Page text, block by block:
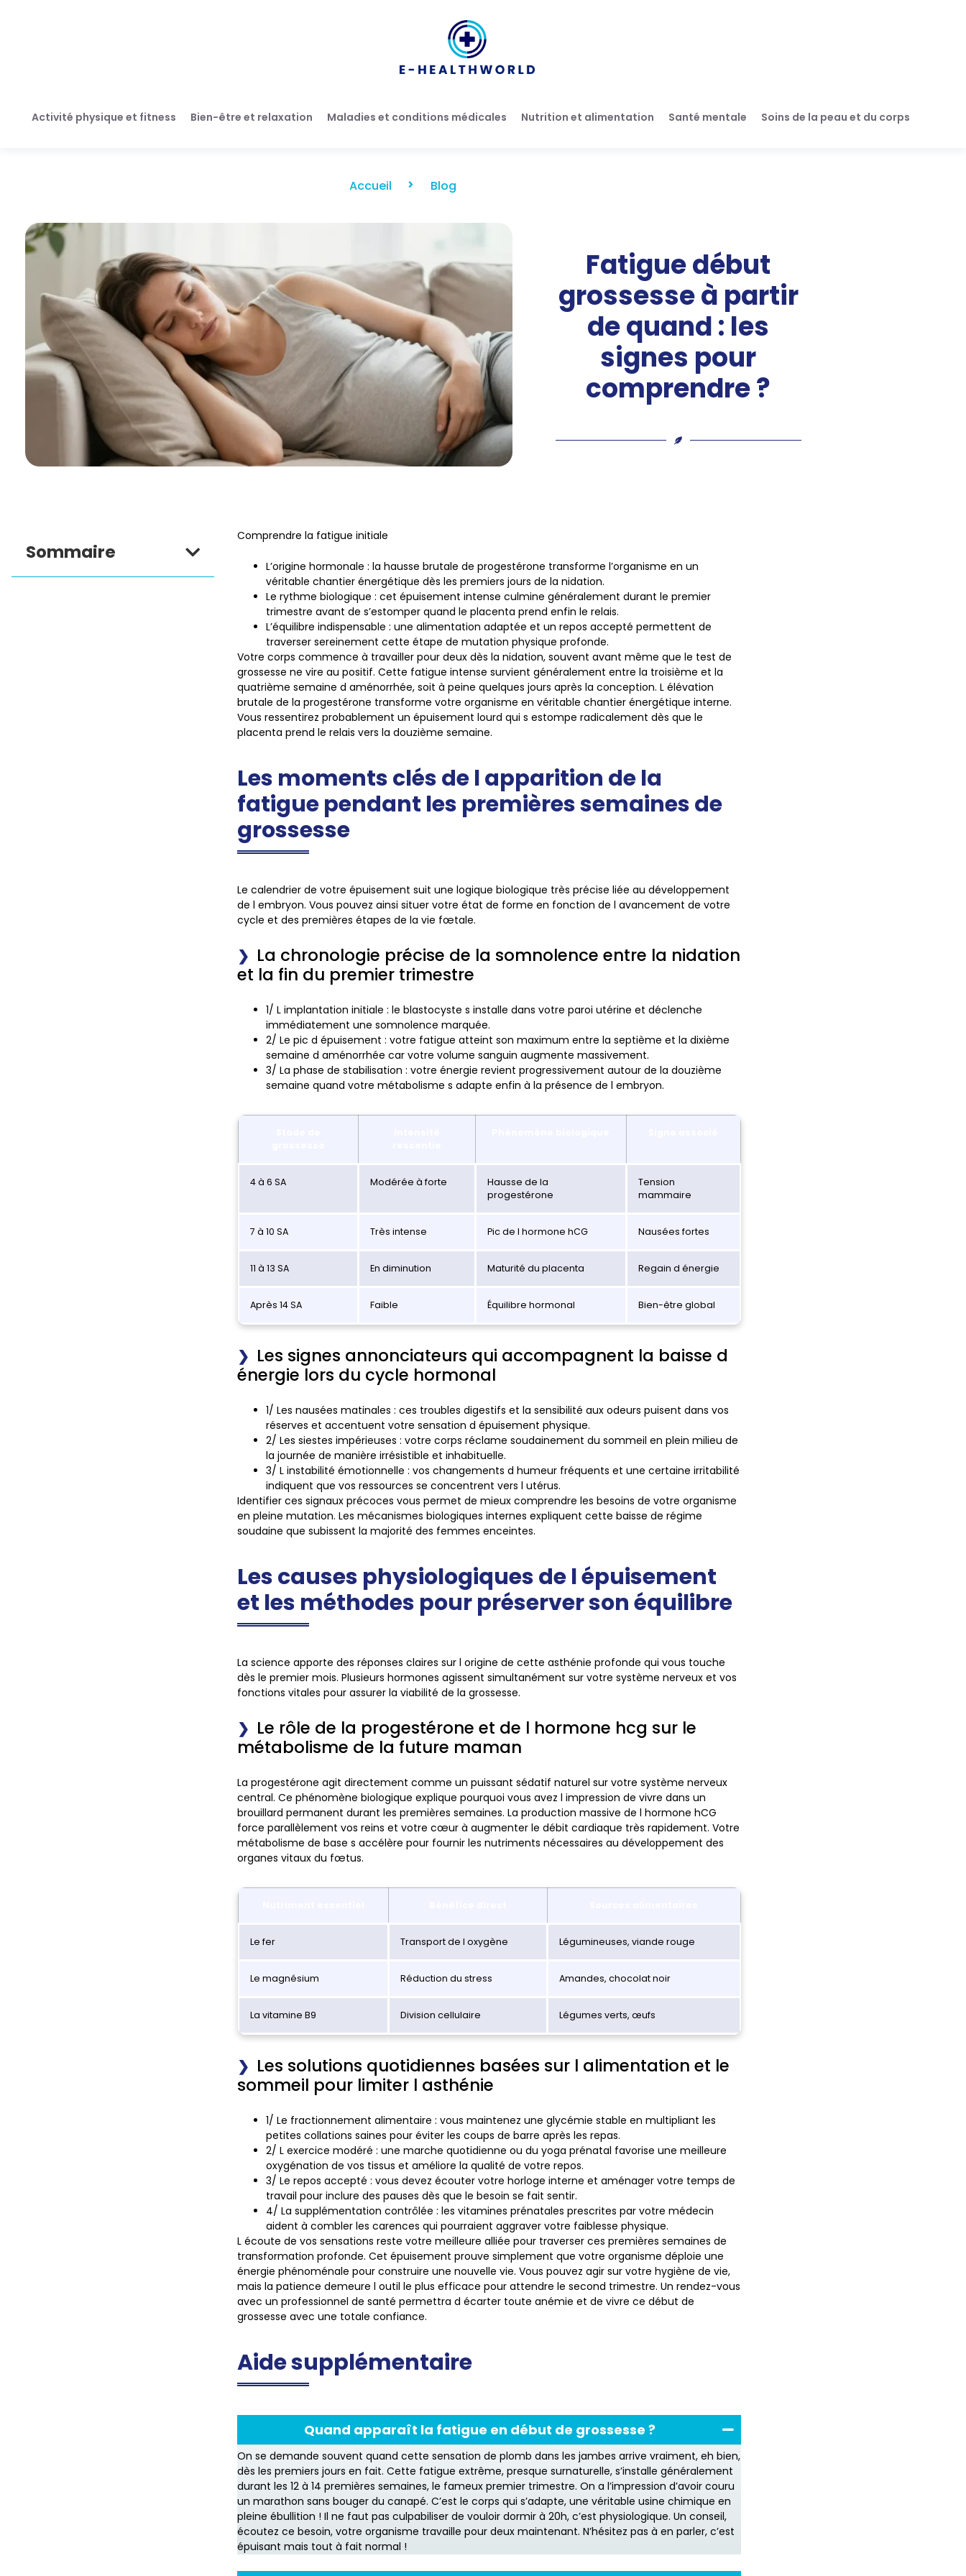
Activité physique et fitness Bien-être et relaxation Maladies et conditions médicales Nutrition et alimentation Santé mentale Soins de la peau et du corps
Accueil Blog
Fatigue début
grossesse à partir
de quand : les
signes pour
comprendre ?
Sommaire
Comprendre la fatigue initiale
L’origine hormonale : la hausse brutale de progestérone transforme l’organisme en un
véritable chantier énergétique dès les premiers jours de la nidation.
Le rythme biologique : cet épuisement intense culmine généralement durant le premier
trimestre avant de s’estomper quand le placenta prend enfin le relais.
L’équilibre indispensable : une alimentation adaptée et un repos accepté permettent de
traverser sereinement cette étape de mutation physique profonde.
Votre corps commence à travailler pour deux dès la nidation, souvent avant même que le test de
grossesse ne vire au positif. Cette fatigue intense survient généralement entre la troisième et la
quatrième semaine d aménorrhée, soit à peine quelques jours après la conception. L élévation
brutale de la progestérone transforme votre organisme en véritable chantier énergétique interne.
Vous ressentirez probablement un épuisement lourd qui s estompe radicalement dès que le
placenta prend le relais vers la douzième semaine.
Les moments clés de l apparition de la
fatigue pendant les premières semaines de
grossesse
Le calendrier de votre épuisement suit une logique biologique très précise liée au développement
de l embryon. Vous pouvez ainsi situer votre état de forme en fonction de l avancement de votre
cycle et des premières étapes de la vie fœtale.
La chronologie précise de la somnolence entre la nidation
et la fin du premier trimestre
1/L implantation initiale : le blastocyste s installe dans votre paroi utérine et déclenche
immédiatement une somnolence marquée.
2/Le pic d épuisement : votre fatigue atteint son maximum entre la septième et la dixième
semaine d aménorrhée car votre volume sanguin augmente massivement.
3/La phase de stabilisation : votre énergie revient progressivement autour de la douzième
semaine quand votre métabolisme s adapte enfin à la présence de l embryon.
4 à 6 SA Modérée à forte
Hausse de la
progestérone
Tension
mammaire
7 à 10 SA Très intense Pic de l hormone hCG Nausées fortes
11 à 13 SA En diminution Maturité du placenta Regain d énergie
Après 14 SA Faible Équilibre hormonal Bien-être global
Les signes annonciateurs qui accompagnent la baisse d
énergie lors du cycle hormonal
1/Les nausées matinales : ces troubles digestifs et la sensibilité aux odeurs puisent dans vos
réserves et accentuent votre sensation d épuisement physique.
2/Les siestes impérieuses : votre corps réclame soudainement du sommeil en plein milieu de
la journée de manière irrésistible et inhabituelle.
3/L instabilité émotionnelle : vos changements d humeur fréquents et une certaine irritabilité
indiquent que vos ressources se concentrent vers l utérus.
Identifier ces signaux précoces vous permet de mieux comprendre les besoins de votre organisme
en pleine mutation. Les mécanismes biologiques internes expliquent cette baisse de régime
soudaine que subissent la majorité des femmes enceintes.
Les causes physiologiques de l épuisement
et les méthodes pour préserver son équilibre
La science apporte des réponses claires sur l origine de cette asthénie profonde qui vous touche
dès le premier mois. Plusieurs hormones agissent simultanément sur votre système nerveux et vos
fonctions vitales pour assurer la viabilité de la grossesse.
Le rôle de la progestérone et de l hormone hcg sur le
métabolisme de la future maman
La progestérone agit directement comme un puissant sédatif naturel sur votre système nerveux
central. Ce phénomène biologique explique pourquoi vous avez l impression de vivre dans un
brouillard permanent durant les premières semaines. La production massive de l hormone hCG
force parallèlement vos reins et votre cœur à augmenter le débit cardiaque très rapidement. Votre
métabolisme de base s accélère pour fournir les nutriments nécessaires au développement des
organes vitaux du fœtus.
Le fer Transport de l oxygène Légumineuses, viande rouge
Le magnésium Réduction du stress Amandes, chocolat noir
La vitamine B9 Division cellulaire Légumes verts, œufs
Les solutions quotidiennes basées sur l alimentation et le
sommeil pour limiter l asthénie
1/Le fractionnement alimentaire : vous maintenez une glycémie stable en multipliant les
petites collations saines pour éviter les coups de barre après les repas.
2/L exercice modéré : une marche quotidienne ou du yoga prénatal favorise une meilleure
oxygénation de vos tissus et améliore la qualité de votre repos.
3/Le repos accepté : vous devez écouter votre horloge interne et aménager votre temps de
travail pour inclure des pauses dès que le besoin se fait sentir.
4/La supplémentation contrôlée : les vitamines prénatales prescrites par votre médecin
aident à combler les carences qui pourraient aggraver votre faiblesse physique.
L écoute de vos sensations reste votre meilleure alliée pour traverser ces premières semaines de
transformation profonde. Cet épuisement prouve simplement que votre organisme déploie une
énergie phénoménale pour construire une nouvelle vie. Vous pouvez agir sur votre hygiène de vie,
mais la patience demeure l outil le plus efficace pour attendre le second trimestre. Un rendez-vous
avec un professionnel de santé permettra d écarter toute anémie et de vivre ce début de
grossesse avec une totale confiance.
Aide supplémentaire
Quand apparaît la fatigue en début de grossesse ?
On se demande souvent quand cette sensation de plomb dans les jambes arrive vraiment, eh bien,
dès les premiers jours en fait. Cette fatigue extrême, presque surnaturelle, s’installe généralement
durant les 12 à 14 premières semaines, le fameux premier trimestre. On a l’impression d’avoir couru
un marathon sans bouger du canapé. C’est le corps qui s’adapte, une véritable usine chimique en
pleine ébullition ! Il ne faut pas culpabiliser de vouloir dormir à 20h, c’est physiologique. Un conseil,
écoutez ce besoin, votre organisme travaille pour deux maintenant. N’hésitez pas à en parler, c’est
épuisant mais tout à fait normal !